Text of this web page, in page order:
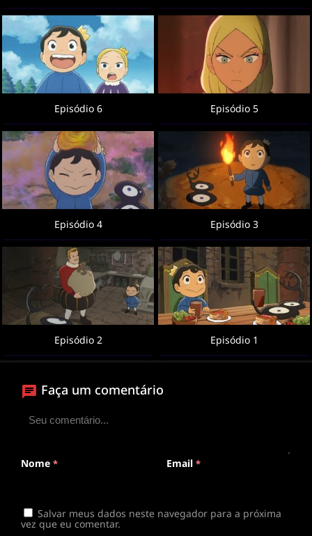
Episódio 6 Episódio 5
Episódio 4 Episódio 3
Episódio 2 Episódio 1
Faça um comentário
Nome * Email *
Salvar meus dados neste navegador para a próxima
vez que eu comentar.